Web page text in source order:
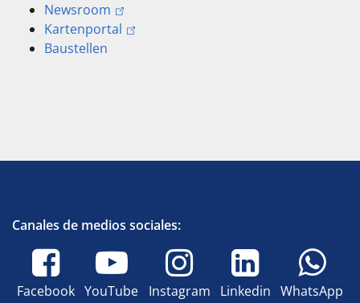
Newsroom
Kartenportal
Baustellen
Canales de medios sociales:
Facebook YouTube Instagram Linkedin WhatsApp